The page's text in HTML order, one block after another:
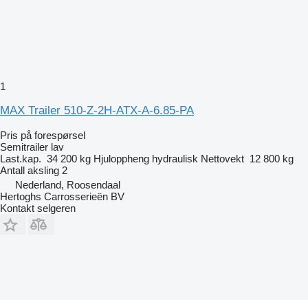
1
MAX Trailer 510-Z-2H-ATX-A-6.85-PA
Pris på forespørsel
Semitrailer lav
Last.kap. 34 200 kg Hjuloppheng hydraulisk Nettovekt 12 800 kg
Antall aksling 2
Nederland, Roosendaal
Hertoghs Carrosserieën BV
Kontakt selgeren